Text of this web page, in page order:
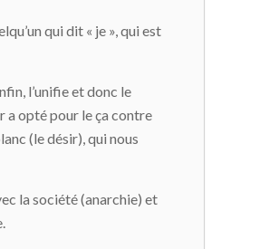
qui dit « je », qui est
l’unifie et donc le
a opté pour le ça contre
(le désir), qui nous
la société (anarchie) et